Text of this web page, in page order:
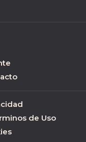
de Uso